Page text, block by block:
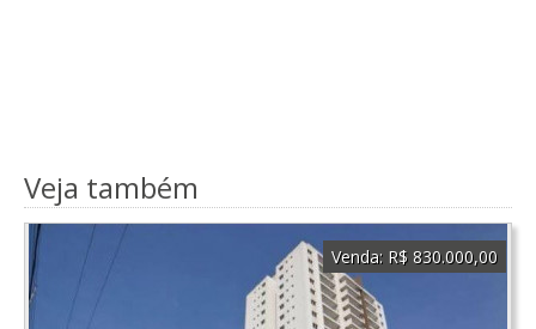
Veja também
Venda: R$ 830.000,00